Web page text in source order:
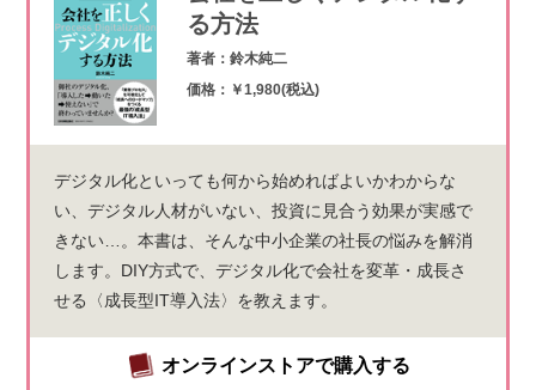
る方法
著者：鈴木純二
価格：￥1,980(税込)
デジタル化といっても何から始めればよいかわからな
い、デジタル人材がいない、投資に見合う効果が実感で
きない…。本書は、そんな中小企業の社長の悩みを解消
します。DIY方式で、デジタル化で会社を変革・成長さ
せる〈成長型IT導入法〉を教えます。
オンラインストアで購入する